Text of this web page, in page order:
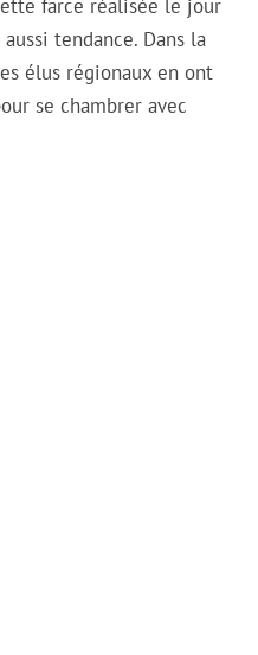
farce réalisée le jour
tendance. Dans la
élus régionaux en ont
se chambrer avec